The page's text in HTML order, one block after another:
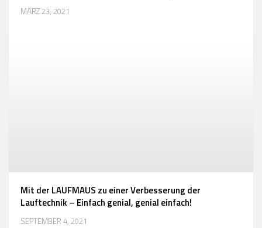
MÄRZ 23, 2021
Mit der LAUFMAUS zu einer Verbesserung der
Lauftechnik – Einfach genial, genial einfach!
SEPTEMBER 4, 2021